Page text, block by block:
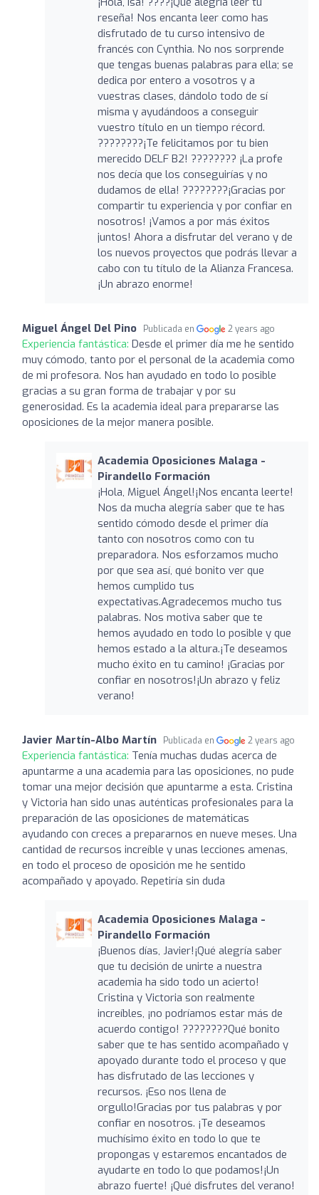
reseña! Nos encanta leer como has
disfrutado de tu curso intensivo de
francés con Cynthia. No nos sorprende
que tengas buenas palabras para ella; se
dedica por entero a vosotros y a
vuestras clases, dándolo todo de sí
misma y ayudándoos a conseguir
vuestro título en un tiempo récord.
????????¡Te felicitamos por tu bien
merecido DELF B2! ???????? ¡La profe
nos decía que los conseguirías y no
dudamos de ella! ????????¡Gracias por
compartir tu experiencia y por confiar en
nosotros! ¡Vamos a por más éxitos
juntos! Ahora a disfrutar del verano y de
los nuevos proyectos que podrás llevar a
cabo con tu título de la Alianza Francesa.
¡Un abrazo enorme!
Miguel Ángel Del Pino Publicada en 2 years ago
Experiencia fantástica: Desde el primer día me he sentido
muy cómodo, tanto por el personal de la academia como
de mi profesora. Nos han ayudado en todo lo posible
gracias a su gran forma de trabajar y por su
generosidad. Es la academia ideal para prepararse las
oposiciones de la mejor manera posible.
Academia Oposiciones Malaga -
Pirandello Formación
¡Hola, Miguel Ángel!¡Nos encanta leerte!
Nos da mucha alegría saber que te has
sentido cómodo desde el primer día
tanto con nosotros como con tu
preparadora. Nos esforzamos mucho
por que sea así, qué bonito ver que
hemos cumplido tus
expectativas.Agradecemos mucho tus
palabras. Nos motiva saber que te
hemos ayudado en todo lo posible y que
hemos estado a la altura.¡Te deseamos
mucho éxito en tu camino! ¡Gracias por
confiar en nosotros!¡Un abrazo y feliz
verano!
Javier Martín-Albo Martín Publicada en 2 years ago
Experiencia fantástica: Tenía muchas dudas acerca de
apuntarme a una academia para las oposiciones, no pude
tomar una mejor decisión que apuntarme a esta. Cristina
y Victoria han sido unas auténticas profesionales para la
preparación de las oposiciones de matemáticas
ayudando con creces a prepararnos en nueve meses. Una
cantidad de recursos increíble y unas lecciones amenas,
en todo el proceso de oposición me he sentido
acompañado y apoyado. Repetiría sin duda
Academia Oposiciones Malaga -
Pirandello Formación
¡Buenos días, Javier!¡Qué alegría saber
que tu decisión de unirte a nuestra
academia ha sido todo un acierto!
Cristina y Victoria son realmente
increíbles, ¡no podríamos estar más de
acuerdo contigo! ????????Qué bonito
saber que te has sentido acompañado y
apoyado durante todo el proceso y que
has disfrutado de las lecciones y
recursos. ¡Eso nos llena de
orgullo!Gracias por tus palabras y por
confiar en nosotros. ¡Te deseamos
muchísimo éxito en todo lo que te
propongas y estaremos encantados de
ayudarte en todo lo que podamos!¡Un
abrazo fuerte! ¡Qué disfrutes del verano!